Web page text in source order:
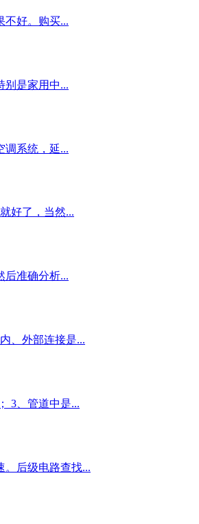
不好。购买...
别是家用中...
调系统，延...
好了，当然...
后准确分析...
、外部连接是...
3、管道中是...
。后级电路查找...